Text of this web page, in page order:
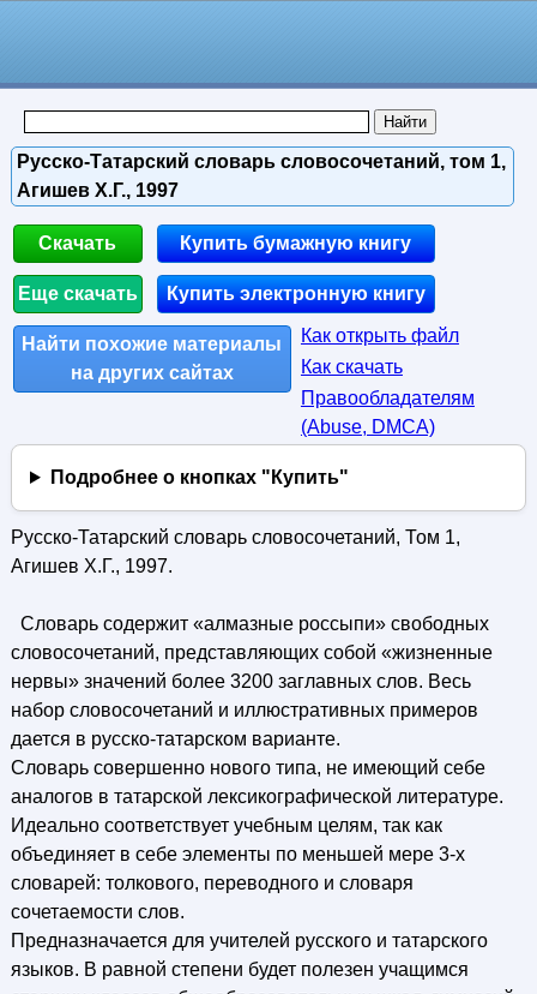
Русско-Татарский словарь словосочетаний, том 1,
Агишев X.Г., 1997
Скачать
Еще скачать
Купить бумажную книгу
Купить электронную книгу
Найти похожие материалы
на других сайтах
Как открыть файл
Как скачать
Правообладателям
(Abuse, DMСA)
Подробнее о кнопках "Купить"
Русско-Татарский словарь словосочетаний, Том 1,
Агишев X.Г., 1997.
Словарь содержит «алмазные россыпи» свободных
словосочетаний, представляющих собой «жизненные
нервы» значений более 3200 заглавных слов. Весь
набор словосочетаний и иллюстративных примеров
дается в русско-татарском варианте.
Словарь совершенно нового типа, не имеющий себе
аналогов в татарской лексикографической литературе.
Идеально соответствует учебным целям, так как
объединяет в себе элементы по меньшей мере 3-х
словарей: толкового, переводного и словаря
сочетаемости слов.
Предназначается для учителей русского и татарского
языков. В равной степени будет полезен учащимся